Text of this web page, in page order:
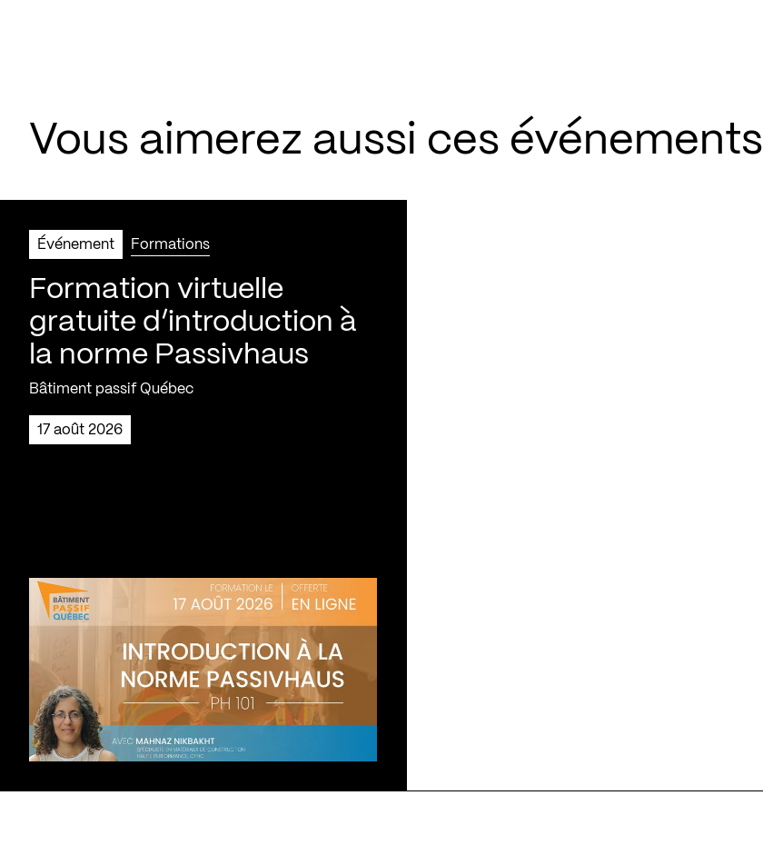
Vous aimerez aussi ces événements
Événement Formations
Formation virtuelle
gratuite d’introduction à
la norme Passivhaus
Bâtiment passif Québec
17 août 2026